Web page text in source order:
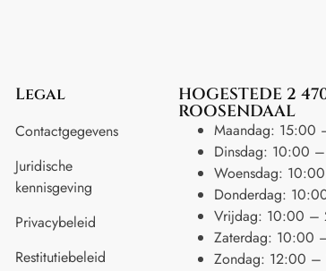
Legal
Contactgegevens
Juridische
kennisgeving
Privacybeleid
Restitutiebeleid
HOGESTEDE 2
ROOSENDAAL
Maandag: 15:00
Dinsdag: 10:00
Woensdag:
Donderdag:
Vrijdag: 10:00 –
Zaterdag: 10:00
Zondag: 12:00 –